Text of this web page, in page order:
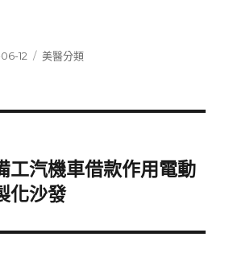
12
分
美醫分類
工汽機車借款作用電動
化沙發